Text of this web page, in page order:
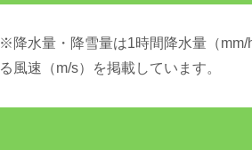
※降水量・降雪量は1時間降水量（
る風速（m/s）を掲載しています。